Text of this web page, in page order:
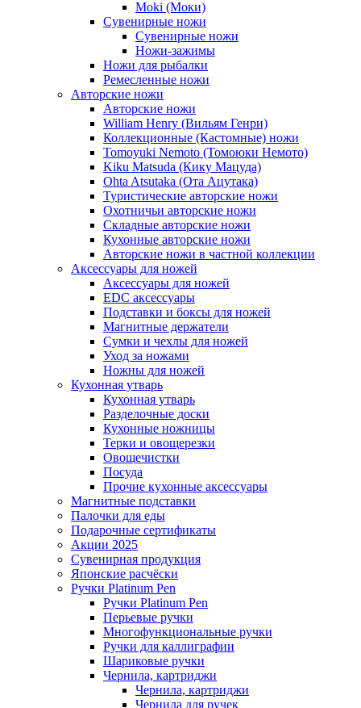
Moki (Моки)
Сувенирные ножи
Сувенирные ножи
Ножи-зажимы
Ножи для рыбалки
Ремесленные ножи
Авторские ножи
Авторские ножи
William Henry (Вильям Генри)
Коллекционные (Кастомные) ножи
Tomoyuki Nemoto (Томоюки Немото)
Kiku Matsuda (Кику Мацуда)
Ohta Atsutaka (Ота Ацутака)
Туристические авторские ножи
Охотничьи авторские ножи
Складные авторские ножи
Кухонные авторские ножи
Авторские ножи в частной коллекции
Аксессуары для ножей
Аксессуары для ножей
EDC аксессуары
Подставки и боксы для ножей
Магнитные держатели
Сумки и чехлы для ножей
Уход за ножами
Ножны для ножей
Кухонная утварь
Кухонная утварь
Разделочные доски
Кухонные ножницы
Терки и овощерезки
Овощечистки
Посуда
Прочие кухонные аксессуары
Магнитные подставки
Палочки для еды
Подарочные сертификаты
Акции 2025
Сувенирная продукция
Японские расчёски
Ручки Platinum Pen
Ручки Platinum Pen
Перьевые ручки
Многофункциональные ручки
Ручки для каллиграфии
Шариковые ручки
Чернила, картриджи
Чернила, картриджи
Чернила для ручек